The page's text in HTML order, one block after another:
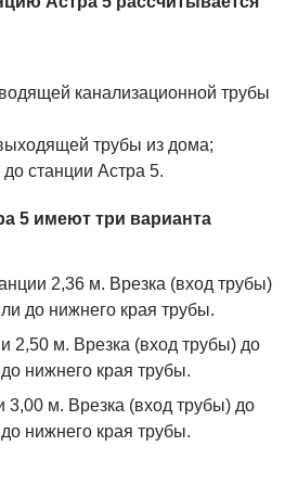
канализационной трубы
трубы из дома;
станции Астра 5.
5 имеют три варианта
2,36 м. Врезка (вход трубы)
до нижнего края трубы.
2,50 м. Врезка (вход трубы) до
нижнего края трубы.
3,00 м. Врезка (вход трубы) до
нижнего края трубы.